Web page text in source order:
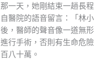
那一天，她剛結束一趟長
自醫院的語音留言：「林
後，醫師的聲音像一道無
進行手術，否則有生命危
百八十萬。